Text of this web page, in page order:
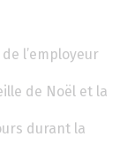
l’employeur
de Noël et la
durant la